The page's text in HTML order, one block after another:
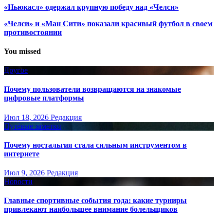
«Ньюкасл» одержал крупную победу над «Челси»
«Челси» и «Ман Сити» показали красивый футбол в своем
противостоянии
You missed
Другое
Почему пользователи возвращаются на знакомые
цифровые платформы
Июл 18, 2026 Редакция
Путёвые заметки
Почему ностальгия стала сильным инструментом в
интернете
Июл 9, 2026 Редакция
Новости
Главные спортивные события года: какие турниры
привлекают наибольшее внимание болельщиков